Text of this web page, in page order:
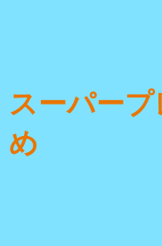
スーパー
め